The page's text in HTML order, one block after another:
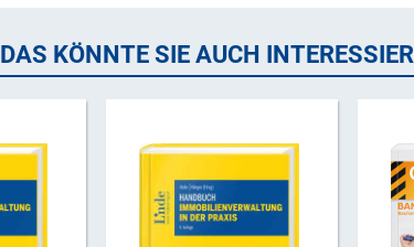
DAS KÖNNTE SIE AUCH